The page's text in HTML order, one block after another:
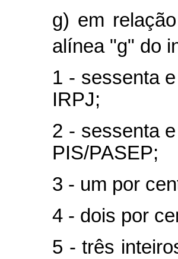
g) em
alínea "g" do
1 - sessenta
IRPJ;
2 - sessenta
PIS/PASEP;
3 - um por
4 - dois por
5 - três